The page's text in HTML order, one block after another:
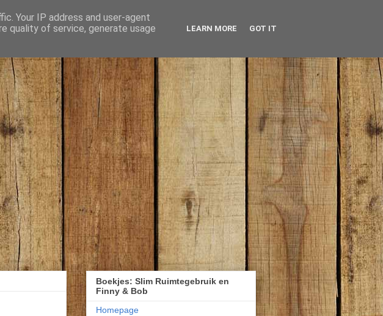
Boekjes: Slim Ruimtegebruik en
Finny & Bob
Homepage
Your IP address and user-agent
quality of service, generate usage
LEARN MORE GOT IT